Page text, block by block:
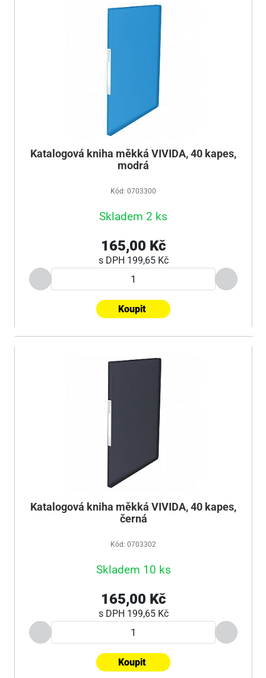
Katalogová kniha měkká VIVIDA, 40 kapes,
modrá
Kód: 0703300
Skladem 2 ks
165,00 Kč
s DPH 199,65 Kč
Koupit
Katalogová kniha měkká VIVIDA, 40 kapes,
černá
Kód: 0703302
Skladem 10 ks
165,00 Kč
s DPH 199,65 Kč
Koupit